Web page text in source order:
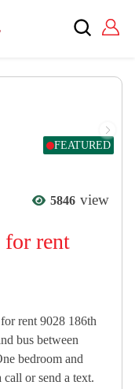
FEATURED
5846 view
for rent
rent 9028 186th
bus between
bedroom and
or send a text.